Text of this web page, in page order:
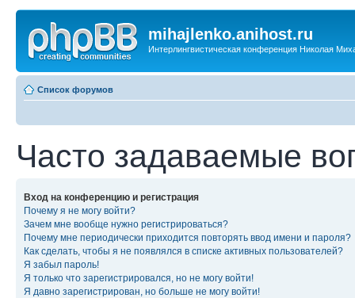
mihajlenko.anihost.ru
Интерлингвистическая конференция Николая
Список форумов
Часто задаваемые
Вход на конференцию и регистрация
Почему я не могу войти?
Зачем мне вообще нужно регистрироваться?
Почему мне периодически приходится повторять ввод имени и пароля?
Как сделать, чтобы я не появлялся в списке активных пользователей?
Я забыл пароль!
Я только что зарегистрировался, но не могу войти!
Я давно зарегистрирован, но больше не могу войти!